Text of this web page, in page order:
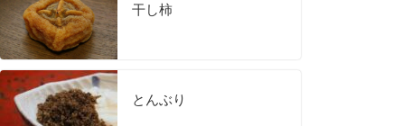
干し柿
とんぶり